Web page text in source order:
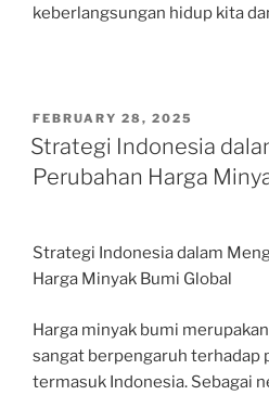
keberlangsungan hidup kita
POSTED
ON
FEBRUARY 28, 2025
Strategi Indonesia
Perubahan Harga
Strategi Indonesia dalam
Harga Minyak Bumi Global
Harga minyak bumi
sangat berpengaruh terhadap
termasuk Indonesia. Sebagai